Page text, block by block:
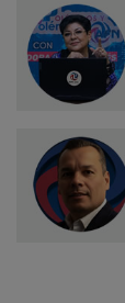
AFN
Ventas
Contacto
Reportero
Ciudadano